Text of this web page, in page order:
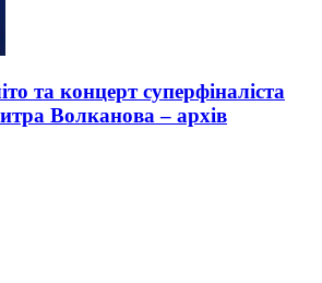
та концерт суперфіналіста
Волканова – архів